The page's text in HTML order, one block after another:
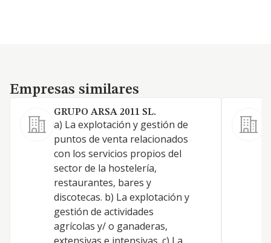
Empresas similares
Empresas similares
GRUPO ARSA 2011 SL.
a) La explotación y gestión de
puntos de venta relacionados
con los servicios propios del
sector de la hostelería,
restaurantes, bares y
discotecas. b) La explotación y
gestión de actividades
agrícolas y/ o ganaderas,